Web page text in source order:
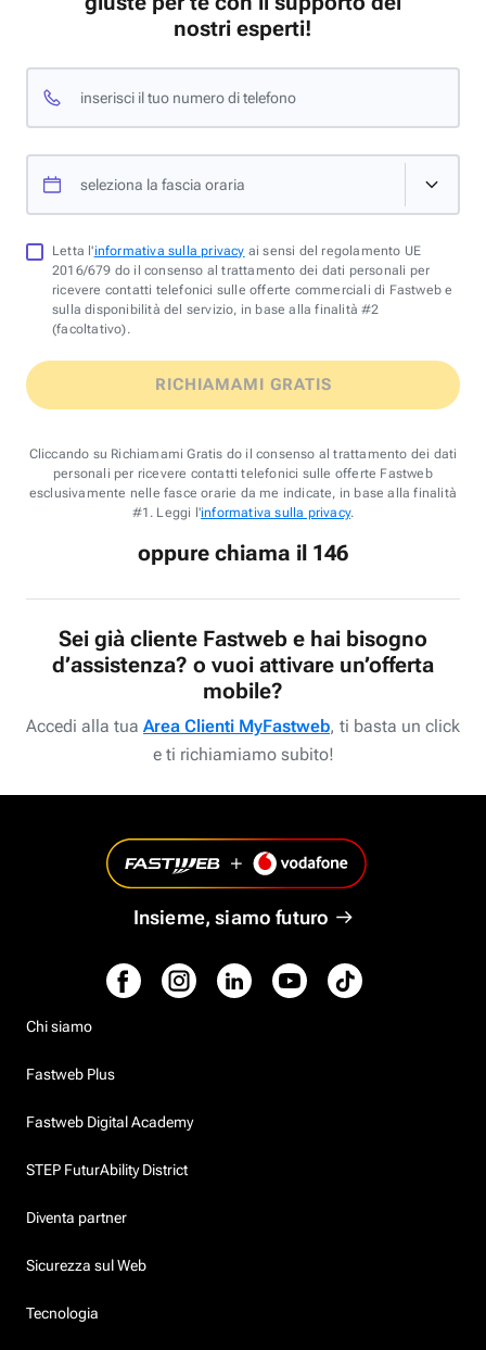
nostri esperti!
inserisci il tuo numero di telefono
seleziona la fascia oraria
Letta l'informativa sulla privacy ai sensi del regolamento UE
2016/679 do il consenso al trattamento dei dati personali per
ricevere contatti telefonici sulle offerte commerciali di Fastweb e
sulla disponibilità del servizio, in base alla finalità #2
(facoltativo).
RICHIAMAMI GRATIS
Cliccando su Richiamami Gratis do il consenso al trattamento dei dati
personali per ricevere contatti telefonici sulle offerte Fastweb
esclusivamente nelle fasce orarie da me indicate, in base alla finalità
#1. Leggi l'informativa sulla privacy.
oppure chiama il 146
Sei già cliente Fastweb e hai bisogno
d’assistenza? o vuoi attivare un’offerta
mobile?
Accedi alla tua Area Clienti MyFastweb, ti basta un click
e ti richiamiamo subito!
Insieme, siamo futuro
Chi siamo
Fastweb Plus
Fastweb Digital Academy
STEP FuturAbility District
Diventa partner
Sicurezza sul Web
Tecnologia